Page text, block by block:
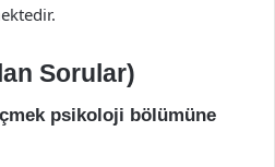
Sorular)
psikoloji bölümüne